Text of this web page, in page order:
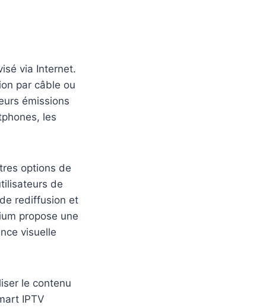
via Internet.
par câble ou
émissions
les
options de
de
rediffusion et
propose une
visuelle
le contenu
IPTV